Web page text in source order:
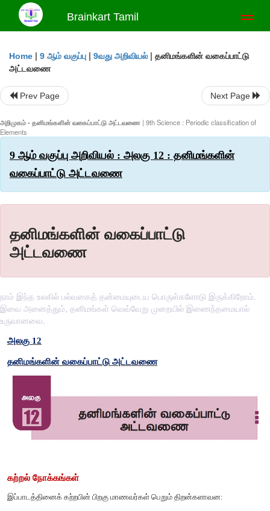
Brainkart Tamil
Home | 9 ஆம் வகுப்பு | 9வது அறிவியல் | தனிமங்களின் வகைப்பாட்டு
அட்டவணை
Prev Page Next Page
அறிமுகம் - தனிமங்களின் வகைப்பாட்டு அட்டவணை | 9th Science : Periodic classification of
Elements
9 ஆம் வகுப்பு அறிவியல் : அலகு 12 : தனிமங்களின்
வகைப்பாட்டு அட்டவணை
தனிமங்களின் வகைப்பாட்டு
அட்டவணை
நாம் இந்த உலகில் பல்வகைத் தன்மையுடைய பொருள்களோடு இருக்கிறோம்.
இவை அனைத்தும், தனிமங்கள் வெவ்வேறு முறையில் இணைந்தமையால்
உருவானவை.
அலகு 12